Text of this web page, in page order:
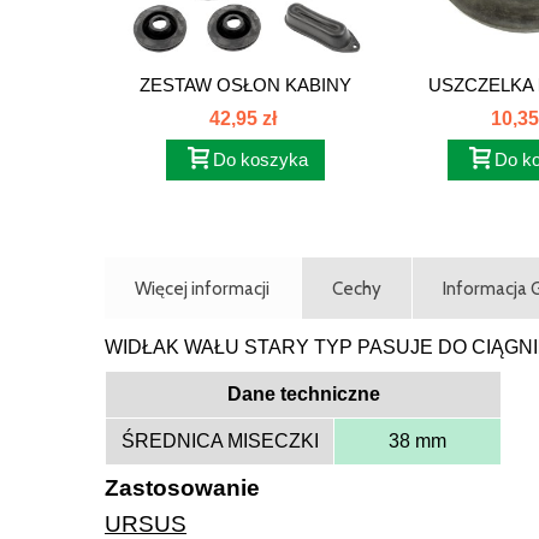
ZESTAW OSŁON KABINY
URSUS...
42,95 zł
Do koszyka
C385.10,35
Do
Więcej informacji Cechy Informacja
WIDŁAK WAŁU STARY TYP PASUJE DO
Dane techniczne
ŚREDNICA MISECZKI 38 mm
Zastosowanie
URSUS